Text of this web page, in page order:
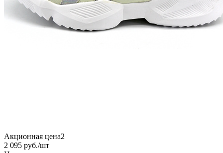
Акционная цена2
2 095 руб./шт